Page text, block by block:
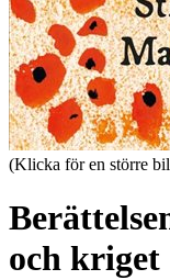
(Klicka för en större
och kriget